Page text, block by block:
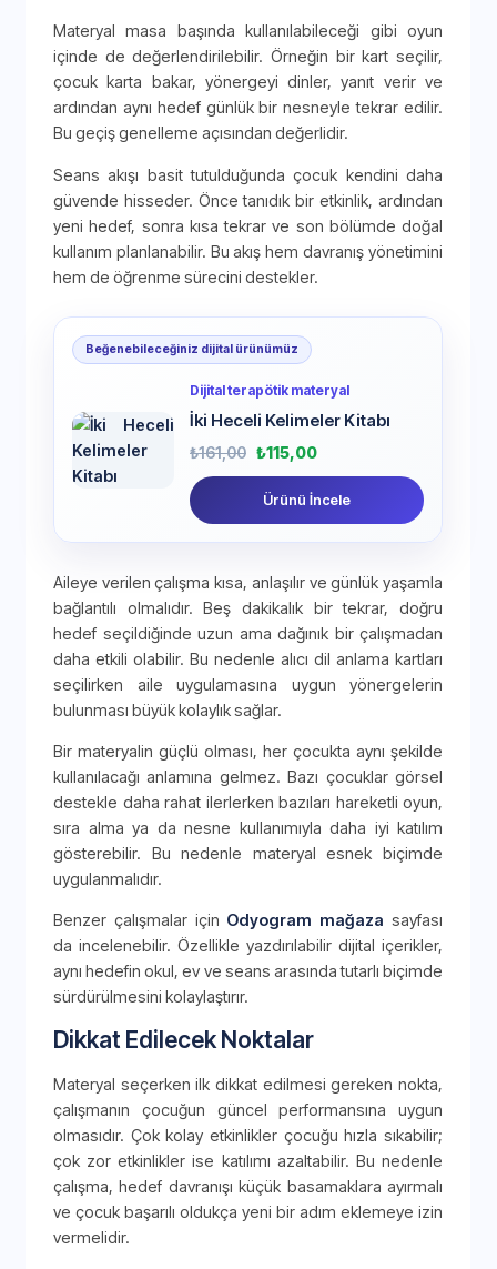
Materyal masa başında kullanılabileceği gibi oyun
içinde de değerlendirilebilir. Örneğin bir kart seçilir,
çocuk karta bakar, yönergeyi dinler, yanıt verir ve
ardından aynı hedef günlük bir nesneyle tekrar edilir.
Bu geçiş genelleme açısından değerlidir.
Seans akışı basit tutulduğunda çocuk kendini daha
güvende hisseder. Önce tanıdık bir etkinlik, ardından
yeni hedef, sonra kısa tekrar ve son bölümde doğal
kullanım planlanabilir. Bu akış hem davranış yönetimini
hem de öğrenme sürecini destekler.
Beğenebileceğiniz dijital ürünümüz
Dijital terapötik materyal
İki Heceli Kelimeler Kitabı
₺161,00 ₺115,00
Ürünü İncele
Aileye verilen çalışma kısa, anlaşılır ve günlük yaşamla
bağlantılı olmalıdır. Beş dakikalık bir tekrar, doğru
hedef seçildiğinde uzun ama dağınık bir çalışmadan
daha etkili olabilir. Bu nedenle alıcı dil anlama kartları
seçilirken aile uygulamasına uygun yönergelerin
bulunması büyük kolaylık sağlar.
Bir materyalin güçlü olması, her çocukta aynı şekilde
kullanılacağı anlamına gelmez. Bazı çocuklar görsel
destekle daha rahat ilerlerken bazıları hareketli oyun,
sıra alma ya da nesne kullanımıyla daha iyi katılım
gösterebilir. Bu nedenle materyal esnek biçimde
uygulanmalıdır.
Benzer çalışmalar için Odyogram mağaza sayfası
da incelenebilir. Özellikle yazdırılabilir dijital içerikler,
aynı hedefin okul, ev ve seans arasında tutarlı biçimde
sürdürülmesini kolaylaştırır.
Dikkat Edilecek Noktalar
Materyal seçerken ilk dikkat edilmesi gereken nokta,
çalışmanın çocuğun güncel performansına uygun
olmasıdır. Çok kolay etkinlikler çocuğu hızla sıkabilir;
çok zor etkinlikler ise katılımı azaltabilir. Bu nedenle
çalışma, hedef davranışı küçük basamaklara ayırmalı
ve çocuk başarılı oldukça yeni bir adım eklemeye izin
vermelidir.